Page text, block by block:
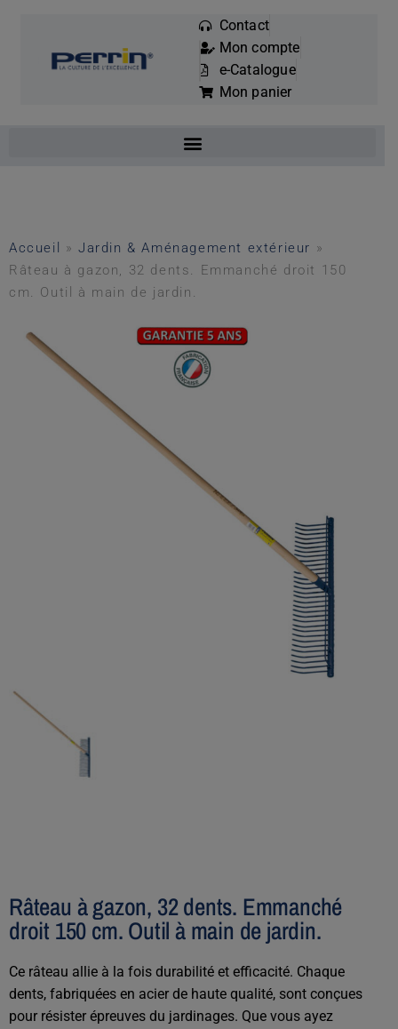
Mots
clés
:
Contact
Mon compte
e-Catalogue
Mon panier
Accueil »Jardin & Aménagement extérieur »
Râteau à gazon, 32 dents. Emmanché droit 150
cm. Outil à main de jardin.
Râteau à gazon, 32 dents. Emmanché
droit 150 cm. Outil à main de jardin.
Ce râteau allie à la fois durabilité et efficacité. Chaque
dents, fabriquées en acier de haute qualité, sont conçues
pour résister épreuves du jardinages. Que vous ayez